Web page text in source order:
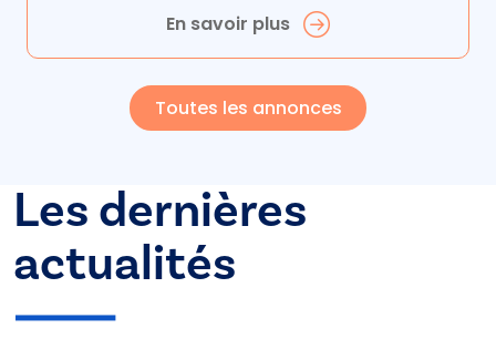
En savoir plus
Toutes les annonces
Les dernières
actualités